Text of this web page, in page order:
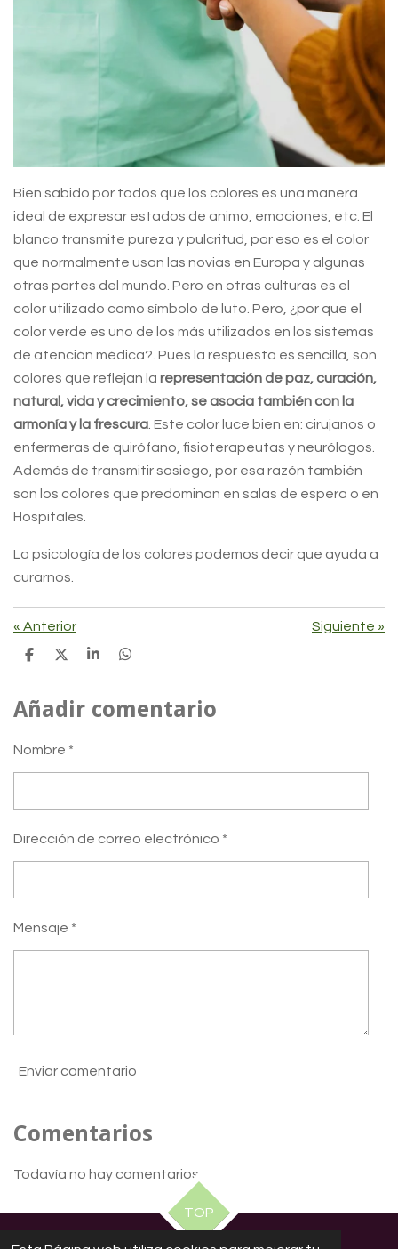
Bien sabido por todos que los colores es una manera
ideal de expresar estados de animo, emociones, etc. El
blanco transmite pureza y pulcritud, por eso es el color
que normalmente usan las novias en Europa y algunas
otras partes del mundo. Pero en otras culturas es el
color utilizado como símbolo de luto. Pero, ¿por que el
color verde es uno de los más utilizados en los sistemas
de atención médica?. Pues la respuesta es sencilla, son
colores que reflejan la representación de paz, curación,
natural, vida y crecimiento, se asocia también con la
armonía y la frescura . Este color luce bien en: cirujanos o
enfermeras de quirófano, fisioterapeutas y neurólogos.
Además de transmitir sosiego, por esa razón también
son los colores que predominan en salas de espera o en
Hospitales.
La psicología de los colores podemos decir que ayuda a
curarnos.
« Anterior Siguiente »
C
p
a
t
r
C
p
a
t
r
C
p
a
r
C
p
a
r
Añadir comentario
Nombre *
Dirección de correo electrónico *
Mensaje *
Enviar comentario
Comentarios
Todavía no hay comentarios
TOP